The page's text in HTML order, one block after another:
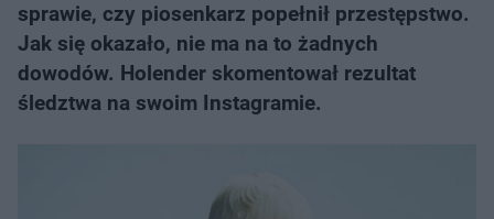
sprawie, czy piosenkarz popełnił przestępstwo.
Jak się okazało, nie ma na to żadnych
dowodów. Holender skomentował rezultat
śledztwa na swoim Instagramie.